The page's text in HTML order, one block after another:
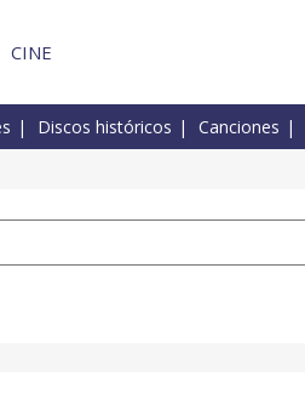
CINE
Discos históricos Canciones